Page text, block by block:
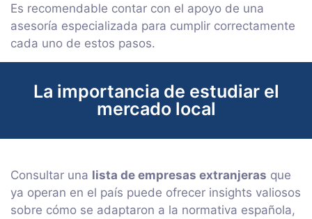
Es recomendable contar con el apoyo de una
asesoría especializada para cumplir correctamente
cada uno de estos pasos.
La importancia de estudiar el
mercado local
Consultar una lista de empresas extranjeras que
ya operan en el país puede ofrecer insights valiosos
sobre cómo se adaptaron a la normativa española,